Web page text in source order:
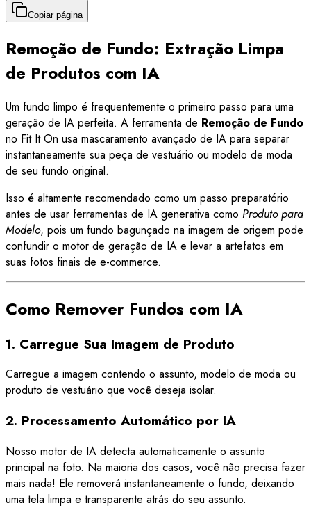
Copiar página
Remoção de Fundo: Extração Limpa
de Produtos com IA
Um fundo limpo é frequentemente o primeiro passo para uma
geração de IA perfeita. A ferramenta de Remoção de Fundo
no Fit It On usa mascaramento avançado de IA para separar
instantaneamente sua peça de vestuário ou modelo de moda
de seu fundo original.
Isso é altamente recomendado como um passo preparatório
antes de usar ferramentas de IA generativa como Produto para
Modelo, pois um fundo bagunçado na imagem de origem pode
confundir o motor de geração de IA e levar a artefatos em
suas fotos finais de e-commerce.
Como Remover Fundos com IA
1. Carregue Sua Imagem de Produto
Carregue a imagem contendo o assunto, modelo de moda ou
produto de vestuário que você deseja isolar.
2. Processamento Automático por IA
Nosso motor de IA detecta automaticamente o assunto
principal na foto. Na maioria dos casos, você não precisa fazer
mais nada! Ele removerá instantaneamente o fundo, deixando
uma tela limpa e transparente atrás do seu assunto.